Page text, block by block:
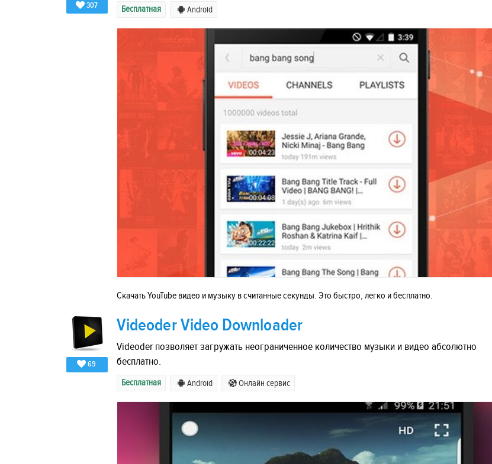
307 Бесплатная Android
Скачать YouTube видео и музыку в считанные секунды. Это быстро, легко и бесплатно.
69
Videoder Video Downloader
Videoder позволяет загружать неограниченное количество музыки и видео абсолютно
бесплатно.
Бесплатная Android Онлайн сервис